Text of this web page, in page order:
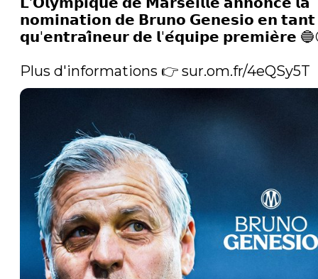
𝗻𝗼𝗺𝗶𝗻𝗮𝘁𝗶𝗼𝗻 𝗱𝗲 𝗕𝗿𝘂𝗻𝗼 𝗚𝗲𝗻𝗲𝘀𝗶𝗼 𝗲𝗻 𝘁𝗮𝗻𝘁
𝗾𝘂'𝗲𝗻𝘁𝗿𝗮𝗶̂𝗻𝗲𝘂𝗿 𝗱𝗲 𝗹'𝗲́𝗾𝘂𝗶𝗽𝗲 𝗽𝗿𝗲𝗺𝗶𝗲̀𝗿𝗲
Plus d'informations 👉 sur.om.fr/4eQSy5T